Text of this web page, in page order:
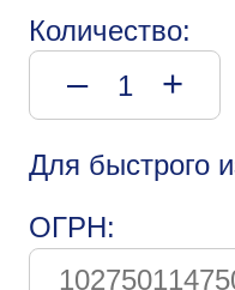
Количество:
– +
Для быстрого
ОГРН: